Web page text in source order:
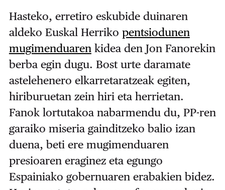
Hasteko, erretiro eskubide duinaren
aldeko Euskal Herriko pentsiodunen
mugimenduarenkidea den Jon Fanorekin
berba egin dugu. Bost urte daramate
astelehenero elkarretaratzeak egiten,
hiriburuetan zein hiri eta herrietan.
Fanok lortutakoa nabarmendu du, PP-ren
garaiko miseria gainditzeko balio izan
duena, beti ere mugimenduaren
presioaren eraginez eta egungo
Espainiako gobernuaren erabakien bidez.